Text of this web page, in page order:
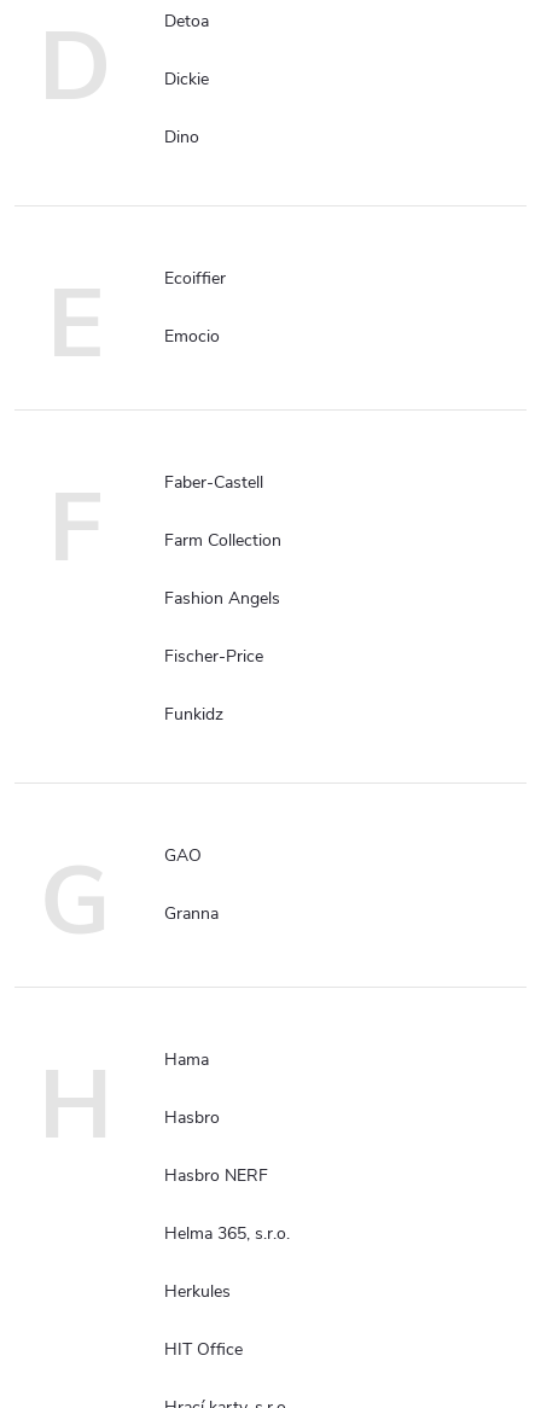
D Detoa
Dickie
Dino
E Ecoiffier
Emocio
F Faber-Castell
Farm Collection
Fashion Angels
Fischer-Price
Funkidz
G GAO
Granna
H Hama
Hasbro
Hasbro NERF
Helma 365, s.r.o.
Herkules
HIT Office